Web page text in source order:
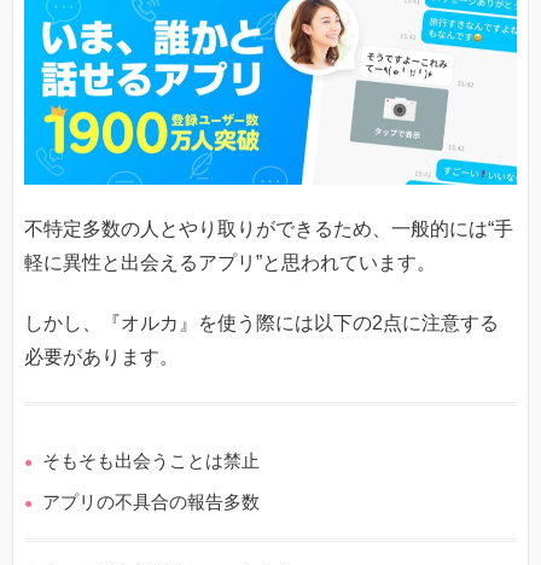
不特定多数の人とやり取りができるため、一般的には“手
軽に異性と出会えるアプリ”と思われています。
しかし、『オルカ』を使う際には以下の2点に注意する
必要があります。
そもそも出会うことは禁止
アプリの不具合の報告多数